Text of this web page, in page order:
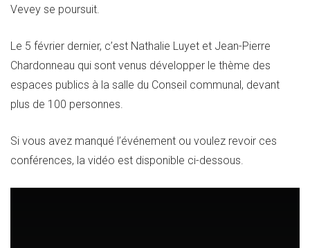
Vevey se poursuit.
Le 5 février dernier, c’est Nathalie Luyet et Jean-Pierre
Chardonneau qui sont venus développer le thème des
espaces publics à la salle du Conseil communal, devant
plus de 100 personnes.
Si vous avez manqué l’événement ou voulez revoir ces
conférences, la vidéo est disponible ci-dessous.